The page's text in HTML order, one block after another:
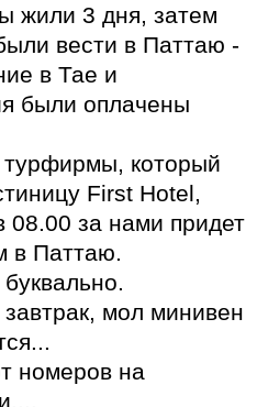
жили 3 дня, затем
вести в Паттаю -
в Тае и
были оплачены
который
First Hotel,
08.00 за нами придет
в Паттаю.
мол минивен
номеров на